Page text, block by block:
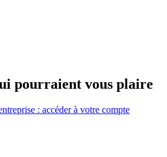
pourraient vous plaire